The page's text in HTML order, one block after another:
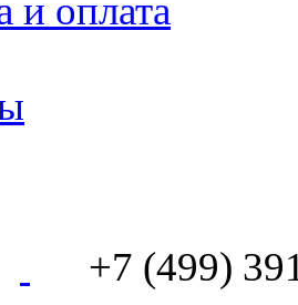
и оплата
+7 (499)